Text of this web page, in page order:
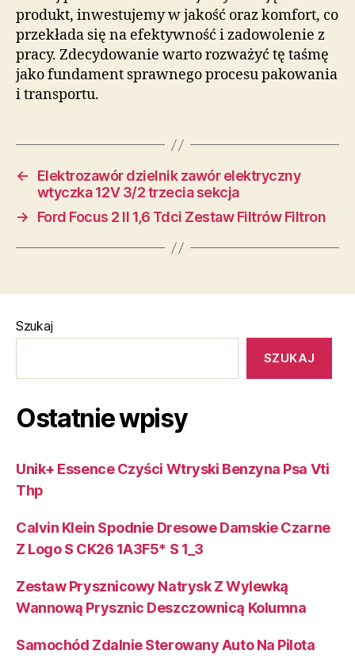
produkt, inwestujemy w jakość oraz komfort, co
przekłada się na efektywność i zadowolenie z
pracy. Zdecydowanie warto rozważyć tę taśmę
jako fundament sprawnego procesu pakowania
i transportu.
←
Elektrozawór dzielnik zawór elektryczny
wtyczka 12V 3/2 trzecia sekcja
→
Ford Focus 2 II 1,6 Tdci Zestaw Filtrów Filtron
Szukaj
SZUKAJ
Ostatnie wpisy
Unik+ Essence Czyści Wtryski Benzyna Psa Vti
Thp
Calvin Klein Spodnie Dresowe Damskie Czarne
Z Logo S CK26 1A3F5* S 1_3
Zestaw Prysznicowy Natrysk Z Wylewką
Wannową Prysznic Deszczownicą Kolumna
Samochód Zdalnie Sterowany Auto Na Pilota